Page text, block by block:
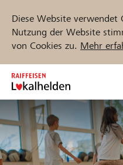
Diese Website verwendet
Nutzung der Website
von Cookies zu. Mehr
Zum
Inhalt
springen